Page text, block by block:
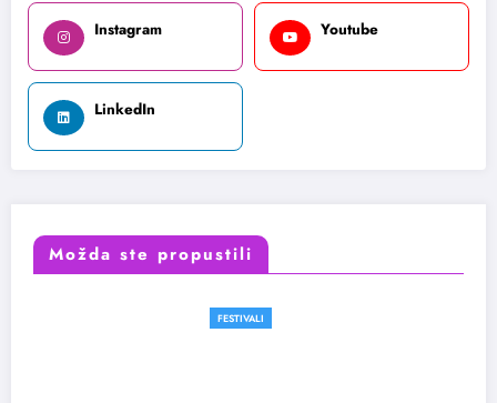
Instagram Youtube
LinkedIn
Možda ste propustili